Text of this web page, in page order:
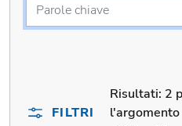
FILTRI
Risultati: 2